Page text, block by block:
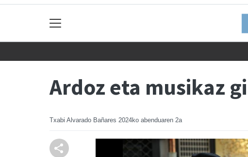
Ardoz eta musikaz
Txabi Alvarado Bañares 2024ko abenduaren 2a